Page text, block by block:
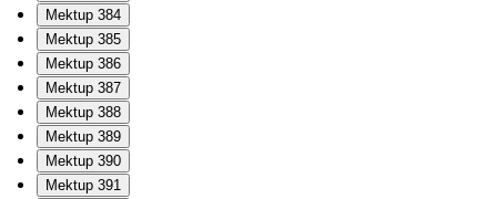
Mektup 384
Mektup 385
Mektup 386
Mektup 387
Mektup 388
Mektup 389
Mektup 390
Mektup 391